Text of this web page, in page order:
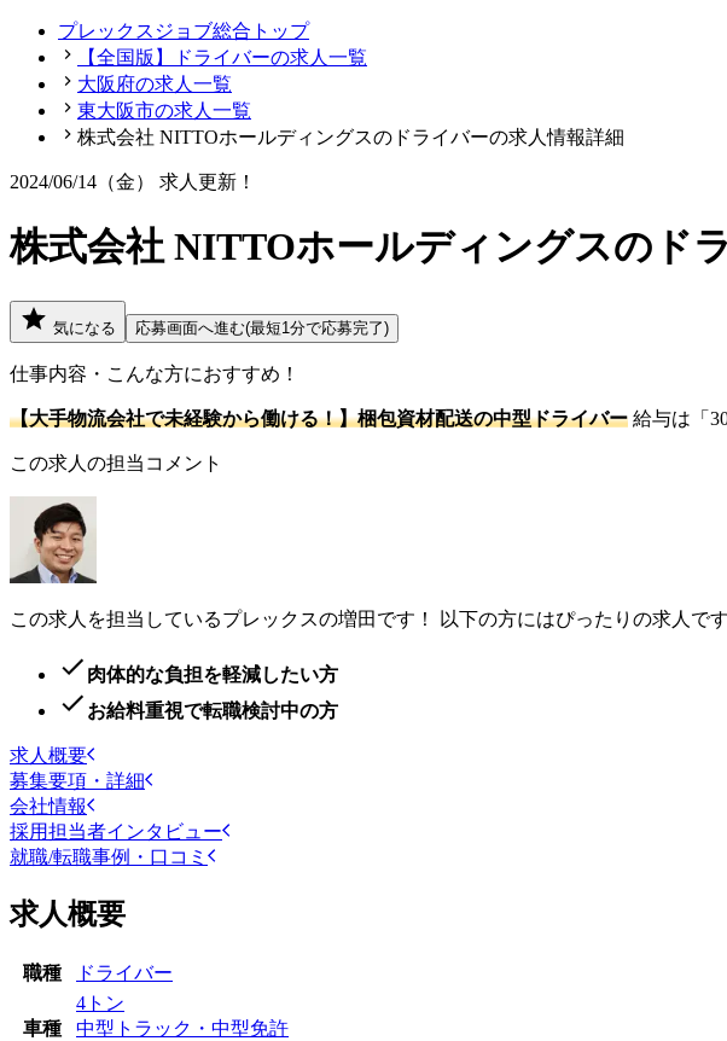
プレックスジョブ総合トップ
【全国版】ドライバーの求人一覧
大阪府の求人一覧
東大阪市の求人一覧
株式会社 NITTOホールディングスのドライバーの求人情報詳細
2024/06/14（金） 求人更新！
株式会社 NITTOホールディングスのド
気になる 応募画面へ進む(最短1分で応募完了)
仕事内容・こんな方におすすめ！
【大手物流会社で未経験から働ける！】梱包資材配送の中型ドライバー 給与は「
この求人の担当コメント
この求人を担当しているプレックスの増田です！ 以下の方にはぴったりの求人で
肉体的な負担を軽減したい方
お給料重視で転職検討中の方
求人概要
募集要項・詳細
会社情報
採用担当者インタビュー
就職/転職事例・口コミ
求人概要
職種 ドライバー
車種
4トン
中型トラック・中型免許